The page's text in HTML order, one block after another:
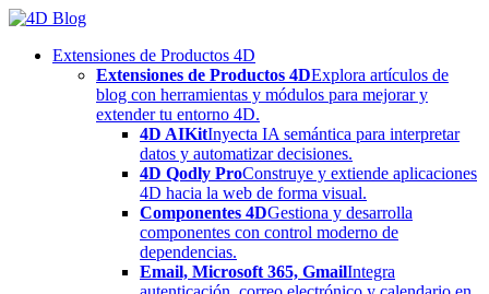
Skip
contentExtensiones de Productos 4D
Extensiones de Productos 4DExplora artículos de
blog con herramientas y módulos para mejorar y
extender tu entorno 4D.
4D AIKitInyecta IA semántica para interpretar
datos y automatizar decisiones.
4D Qodly ProConstruye y extiende aplicaciones
4D hacia la web de forma visual.
Componentes 4DGestiona y desarrolla
componentes con control moderno de
dependencias.
Email, Microsoft 365, GmailIntegra